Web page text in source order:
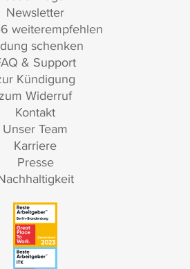
Newsletter
weiterempfehlen
schenken
& Support
Kündigung
zum Widerruf
Kontakt
Unser Team
Karriere
Presse